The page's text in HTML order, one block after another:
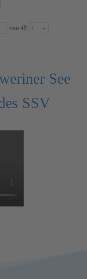
von 49 › »
See
SSV